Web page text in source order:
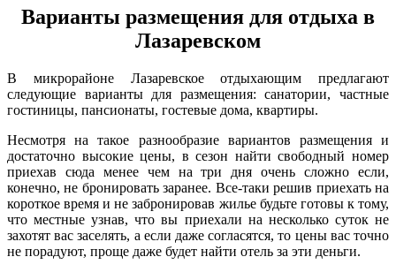
Варианты размещения для отдыха в
Лазаревском
В микрорайоне Лазаревское отдыхающим предлагают
следующие варианты для размещения: санатории, частные
гостиницы, пансионаты, гостевые дома, квартиры.
Несмотря на такое разнообразие вариантов размещения и
достаточно высокие цены, в сезон найти свободный номер
приехав сюда менее чем на три дня очень сложно если,
конечно, не бронировать заранее. Все-таки решив приехать на
короткое время и не забронировав жилье будьте готовы к тому,
что местные узнав, что вы приехали на несколько суток не
захотят вас заселять, а если даже согласятся, то цены вас точно
не порадуют, проще даже будет найти отель за эти деньги.